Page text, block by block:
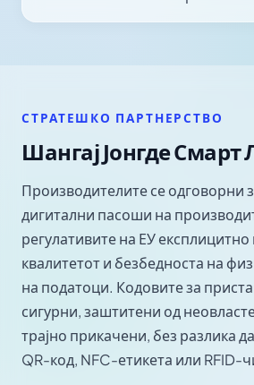
СТРАТЕШКО ПАРТНЕРСТВО
Шангај Јонгде Смарт
Производителите се одговорни
дигитални пасоши на
регулативите на ЕУ експлицитно
квалитетот и безбедноста на
на податоци. Кодовите за
сигурни, заштитени од
трајно прикачени, без разлика
QR-код, NFC-етикета или RFID-